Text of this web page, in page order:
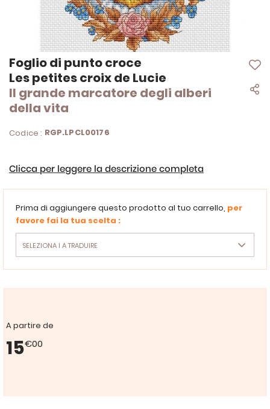
Foglio di punto croce
Les petites croix de Lucie
Il grande marcatore degli alberi
della vita
Codice : RGP.LPCL00176
Clicca per leggere la descrizione completa
Prima di aggiungere questo prodotto al tuo carrello, per
favore fai la tua scelta :
A partire de
15€00
Vai
all'inizio
della
galleria
di